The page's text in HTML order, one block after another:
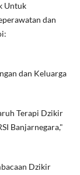
Untuk
dan
dan Keluarga
Terapi Dzikir
Banjarnegara,"
Dzikir